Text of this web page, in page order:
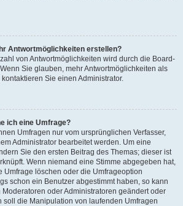
Antwortmöglichkeiten erstellen?
von Antwortmöglichkeiten wird durch die Board-
Sie glauben, mehr Antwortmöglichkeiten als
Sie einen Administrator.
ich eine Umfrage?
Umfragen nur vom ursprünglichen Verfasser,
Administrator bearbeitet werden. Um eine
Sie den ersten Beitrag des Themas; dieser ist
Wenn niemand eine Stimme abgegeben hat,
Umfrage löschen oder die Umfrageoption
schon ein Benutzer abgestimmt haben, so kann
oder Administratoren geändert oder
soll die Manipulation von laufenden Umfragen